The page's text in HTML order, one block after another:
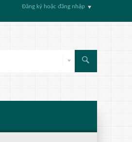
Đăng ký hoặc đăng nhập